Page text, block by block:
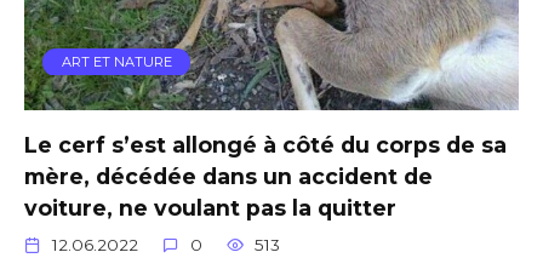
ART ET NATURE
Le cerf s’est allongé à côté du corps de sa
mère, décédée dans un accident de
voiture, ne voulant pas la quitter
12.06.2022 0 513